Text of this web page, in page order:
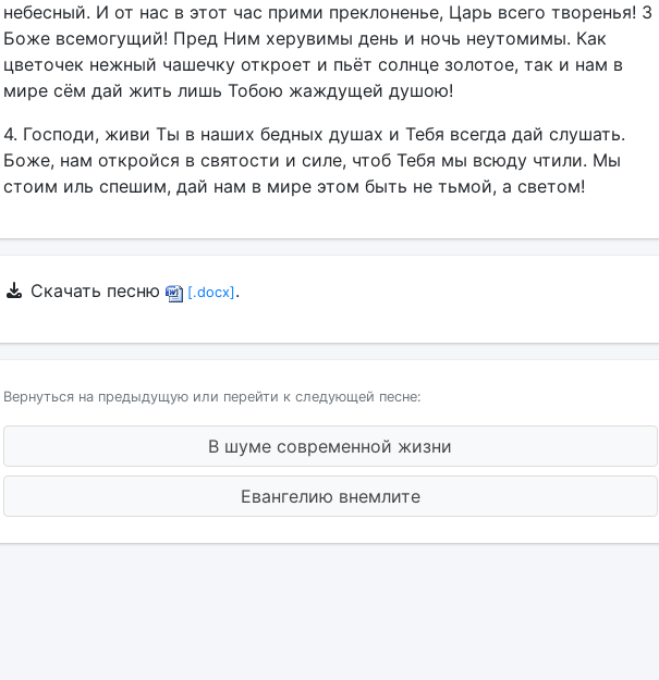
небесный. И от нас в этот час прими преклоненье, Царь всего творенья! З
Боже всемогущий! Пред Ним херувимы день и ночь неутомимы. Как
цветочек нежный чашечку откроет и пьёт солнце золотое, так и нам в
мире сём дай жить лишь Тобою жаждущей душою!
4. Господи, живи Ты в наших бедных душах и Тебя всегда дай слушать.
Боже, нам откройся в святости и силе, чтоб Тебя мы всюду чтили. Мы
стоим иль спешим, дай нам в мире этом быть не тьмой, а светом!
Скачать песню [.docx] .
Вернуться на предыдущую или перейти к следующей песне:
В шуме современной жизни
Евангелию внемлите